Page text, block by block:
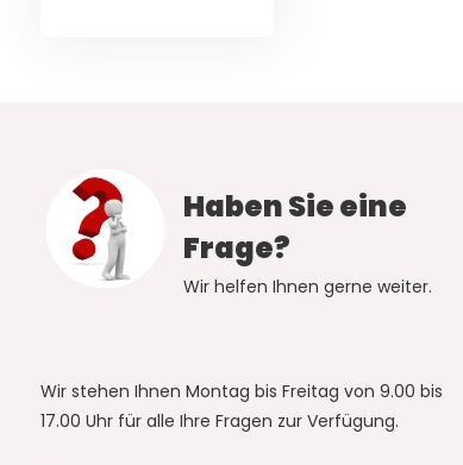
Haben Sie eine
Frage?
Wir helfen Ihnen gerne weiter.
Wir stehen Ihnen Montag bis Freitag von 9.00 bis
17.00 Uhr für alle Ihre Fragen zur Verfügung.